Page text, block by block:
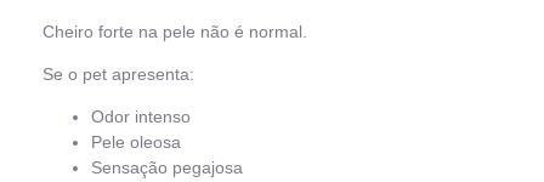
Cheiro forte na pele não é normal.
Se o pet apresenta:
Odor intenso
Pele oleosa
Sensação pegajosa